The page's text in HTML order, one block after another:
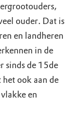
ouder. Dat is
en landheren
in de
sinds de 15de
ook aan de
en